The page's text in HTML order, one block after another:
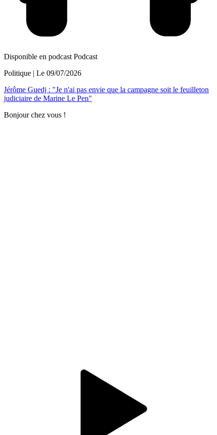
Disponible en podcast Podcast
Politique | Le 09/07/2026
Jérôme Guedj : "Je n'ai pas envie que la campagne soit le feuilleton
judiciaire de Marine Le Pen"
Bonjour chez vous !